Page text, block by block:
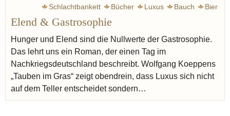
Schlachtbankett Bücher Luxus Bauch
Bier
Deutschland
Elend Krieg
Wodka
Steckrübe Graupen
Elend & Gastrosophie
Hunger und Elend sind die Nullwerte der Gastrosophie.
Das lehrt uns ein Roman, der einen Tag im
Nachkriegsdeutschland beschreibt. Wolfgang Koeppens
„Tauben im Gras“ zeigt obendrein, dass Luxus sich nicht
auf dem Teller entscheidet sondern…